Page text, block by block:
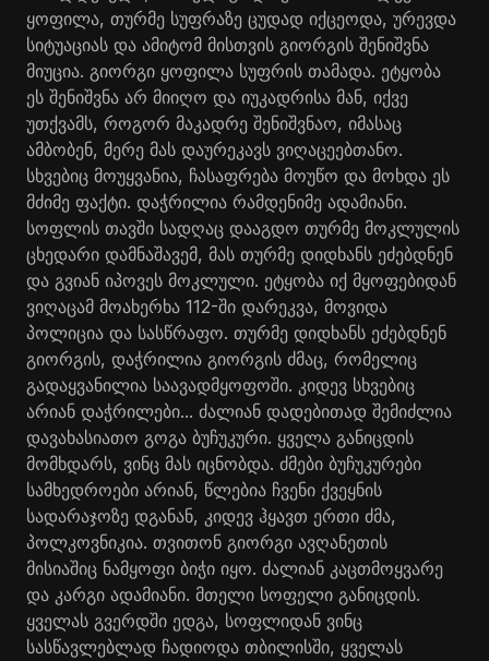
ყოფილა, თურმე სუფრაზე ცუდად იქცეოდა, ურევდა
სიტუაციას და ამიტომ მისთვის გიორგის შენიშვნა
მიუცია. გიორგი ყოფილა სუფრის თამადა. ეტყობა
ეს შენიშვნა არ მიიღო და იუკადრისა მან, იქვე
უთქვამს, როგორ მაკადრე შენიშვნაო, იმასაც
ამბობენ, მერე მას დაურეკავს ვიღაცეებთანო.
სხვებიც მოუყვანია, ჩასაფრება მოუწო და მოხდა ეს
მძიმე ფაქტი. დაჭრილია რამდენიმე ადამიანი.
სოფლის თავში სადღაც დააგდო თურმე მოკლულის
ცხედარი დამნაშავემ, მას თურმე დიდხანს ეძებდნენ
და გვიან იპოვეს მოკლული. ეტყობა იქ მყოფებიდან
ვიღაცამ მოახერხა 112-ში დარეკვა, მოვიდა
პოლიცია და სასწრაფო. თურმე დიდხანს ეძებდნენ
გიორგის, დაჭრილია გიორგის ძმაც, რომელიც
გადაყვანილია საავადმყოფოში. კიდევ სხვებიც
არიან დაჭრილები... ძალიან დადებითად შემიძლია
დავახასიათო გოგა ბუჩუკური. ყველა განიცდის
მომხდარს, ვინც მას იცნობდა. ძმები ბუჩუკურები
სამხედროები არიან, წლებია ჩვენი ქვეყნის
სადარაჯოზე დგანან, კიდევ ჰყავთ ერთი ძმა,
პოლკოვნიკია. თვითონ გიორგი ავღანეთის
მისიაშიც ნამყოფი ბიჭი იყო. ძალიან კაცთმოყვარე
და კარგი ადამიანი. მთელი სოფელი განიცდის.
ყველას გვერდში ედგა, სოფლიდან ვინც
სასწავლებლად ჩადიოდა თბილისში, ყველას